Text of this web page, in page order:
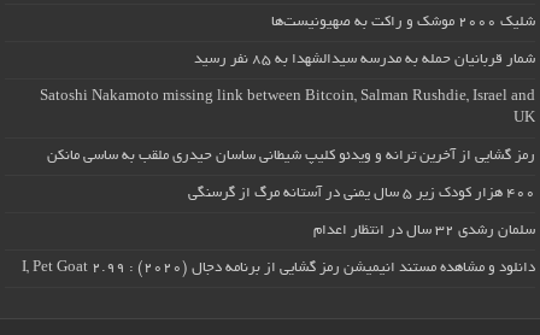
شلیک ۲۰۰۰ موشک و راکت به صهیونیست‌ها
شمار قربانیان حمله به مدرسه سیدالشهدا به ۸۵ نفر رسید
Satoshi Nakamoto missing link between Bitcoin, Salman Rushdie, Israel and
UK
رمز گشایی از آخرین ترانه و ویدئو کلیپ شیطانی ساسان حیدری ملقب به ساسی مانکن
۴۰۰ هزار کودک زیر ۵ سال یمنی در آستانه مرگ از گرسنگی
سلمان رشدی ۳۲ سال در انتظار اعدام
دانلود و مشاهده مستند انیمیشن رمز گشایی از برنامه دجال (۲۰۲۰) : I, Pet Goat 2.99